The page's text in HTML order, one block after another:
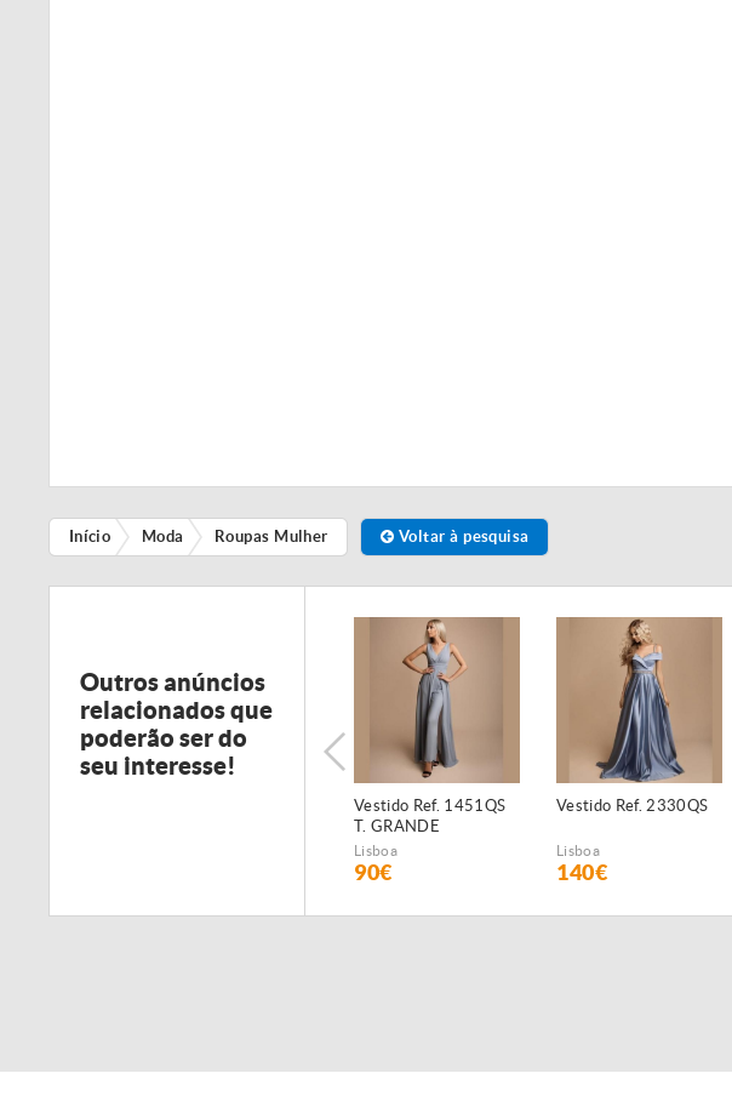
Início Moda Roupas Mulher Voltar à pesquisa
Outros anúncios
relacionados que
poderão ser do
seu interesse!
Vestido Ref. 1451QS
T. GRANDE
Lisboa
90€
Vestido Ref. 2330QS
Lisboa
140€